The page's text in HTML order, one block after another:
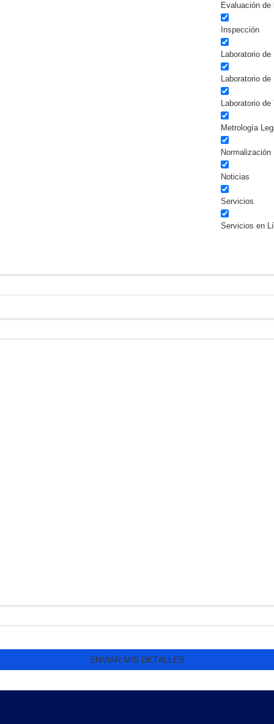
Evaluación de
Inspección
Laboratorio
Laboratorio de
Laboratorio de
Metrología
Normalización
Noticias
Servicios
Servicios en